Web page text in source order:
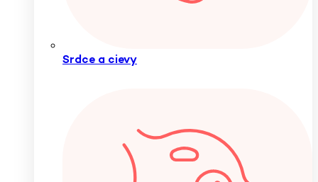
Srdce a cievy